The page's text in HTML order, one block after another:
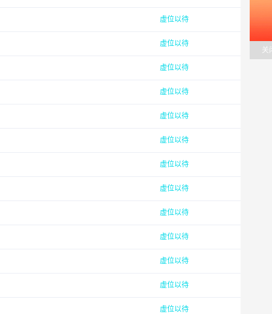
虚位以待
虚位以待
虚位以待
虚位以待
虚位以待
虚位以待
虚位以待
虚位以待
虚位以待
虚位以待
虚位以待
虚位以待
虚位以待
关